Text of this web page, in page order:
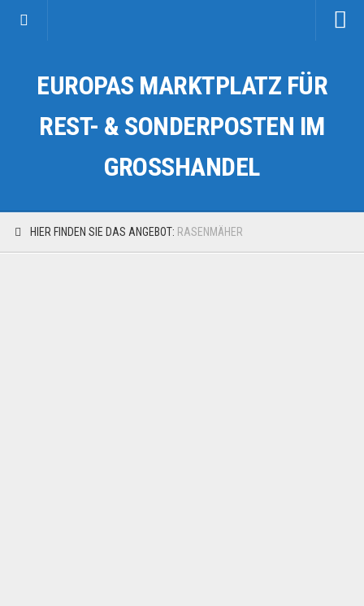
Kategorien
Auto & Motorrad
Fahrzeuge & Transport
EUROPAS MARKTPLATZ FÜR
REST- & SONDERPOSTEN IM
GROSSHANDEL
HIER FINDEN SIE DAS ANGEBOT: RASENMÄHER